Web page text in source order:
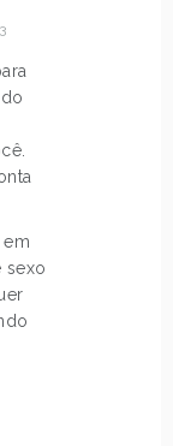
sexo